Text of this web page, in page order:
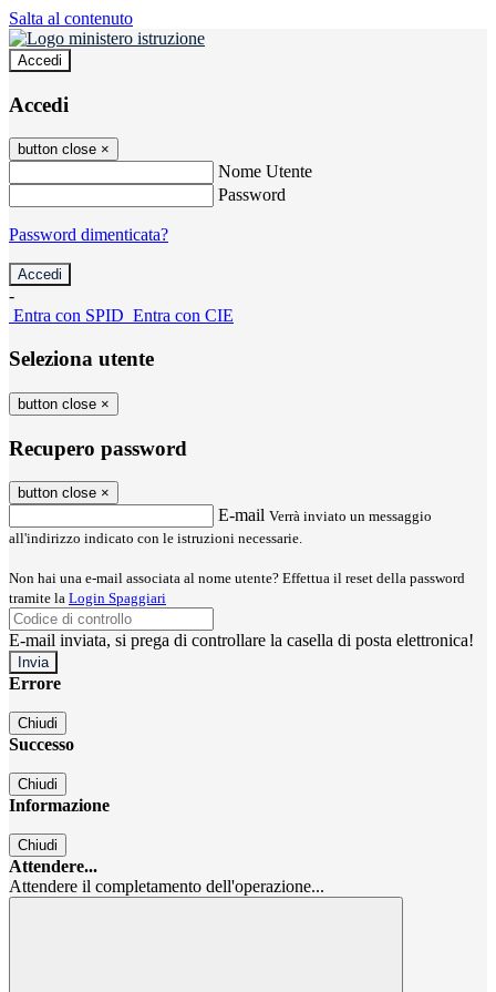
Salta al contenuto
Accedi
Accedi
button close ×
Nome Utente
Password
Password dimenticata?
-
Entra con SPID Entra con CIE
Seleziona utente
button close ×
Recupero password
button close ×
E-mail Verrà inviato un messaggio
all'indirizzo indicato con le istruzioni necessarie.
Non hai una e-mail associata al nome utente? Effettua il reset della password
tramite la Login Spaggiari
E-mail inviata, si prega di controllare la casella di posta elettronica!
Errore
Chiudi
Successo
Chiudi
Informazione
Chiudi
Attendere...
Attendere il completamento dell'operazione...